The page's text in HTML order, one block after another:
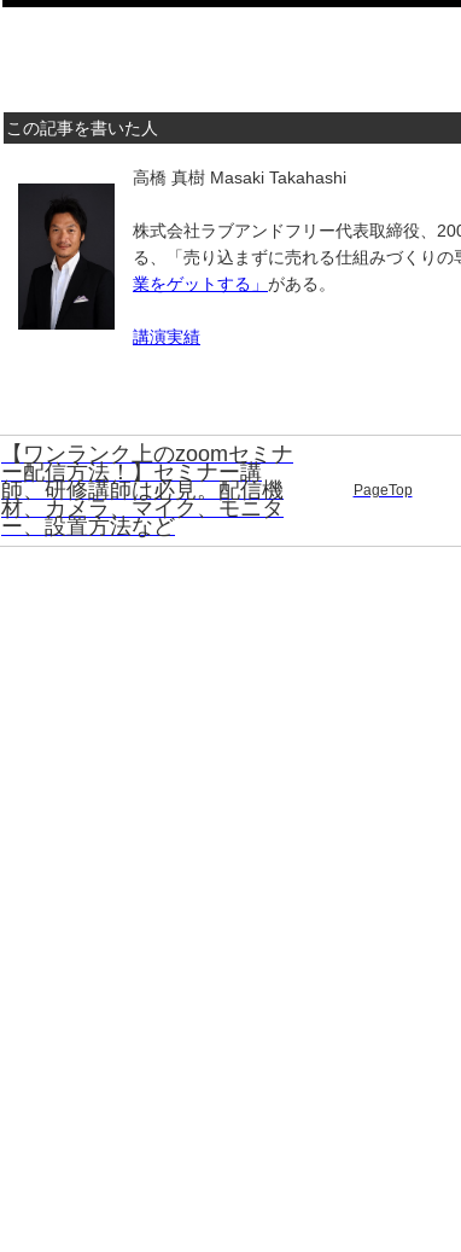
この記事を書いた人
高橋 真樹 Masaki Takahashi
株式会社ラブアンドフリー代表取締役、
る、「売り込まずに売れる仕組みづくりの
業をゲットする」 がある。
講演実績
【ワンランク上のzoomセミナ
ー配信方法！】セミナー講
師、研修講師は必見。配信機
材、カメラ、マイク、モニタ
ー、設置方法など
PageTop